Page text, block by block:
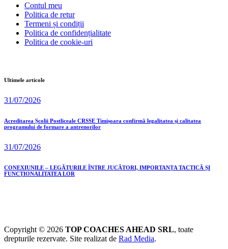
Contul meu
Politica de retur
Termeni și condiții
Politica de confidențialitate
Politica de cookie-uri
Ultimele articole
31/07/2026
Acreditarea Școlii Postliceale CRSSE Timișoara confirmă legalitatea și calitatea
programului de formare a antrenorilor
31/07/2026
CONEXIUNILE – LEGĂTURILE ÎNTRE JUCĂTORI, IMPORTANȚA TACTICĂ ȘI
FUNCȚIONALITATEA LOR
Copyright © 2026 TOP COACHES AHEAD SRL, toate
drepturile rezervate. Site realizat de Rad Media.